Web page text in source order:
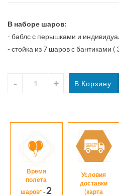
В наборе шаров:
- баблс с перышками и
- стойка из 7 шаров с бантиками (
Время
полета
шаров*- 2
Условия
доставки
(карта